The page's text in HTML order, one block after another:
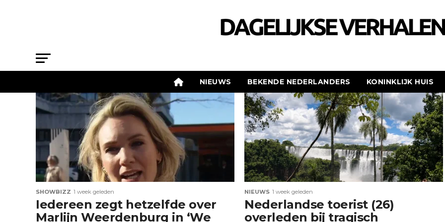
NIEUWS BEKENDE NEDERLANDERS KONINKLIJK HUIS
SHOWBIZZ 1 week geleden
Iedereen zegt hetzelfde over
Marlijn Weerdenburg in ‘We
NIEUWS 1 week geleden
Nederlandse toerist (26)
overleden bij tragisch